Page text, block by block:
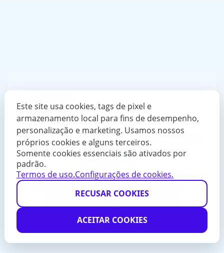
Este site usa cookies, tags de pixel e
armazenamento local para fins de desempenho,
personalização e marketing. Usamos nossos
próprios cookies e alguns terceiros.
Somente cookies essenciais são ativados por
padrão.
Termos de uso.Configurações de cookies.
RECUSAR COOKIES
ACEITAR COOKIES
Centro de Educação, Trabalho e Tecnologia (CETT/UFG) - Rua
235, nº. 215, Setor Leste Universitário, prédio do Centro de Aulas D
GO
reservados.